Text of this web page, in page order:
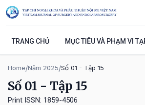
TRANG CHỦ MỤC TIÊU VÀ PHẠM VI
Home/Năm 2025/Số 01 - Tập 15
Số 01 - Tập 15
Print ISSN: 1859-4506